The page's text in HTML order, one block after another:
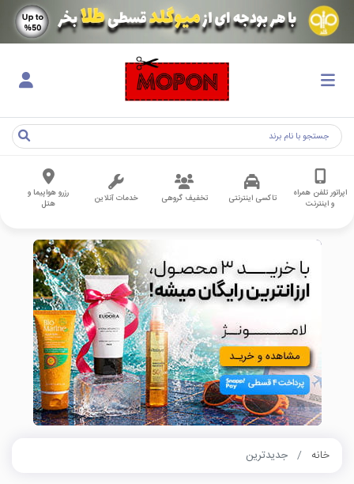
اپراتور تلفن همراه
و اینترنت
تاکسی اینترنتی تخفیف گروهی خدمات آنلاین
رزرو هواپیما و
هتل
خانه جدیدترین